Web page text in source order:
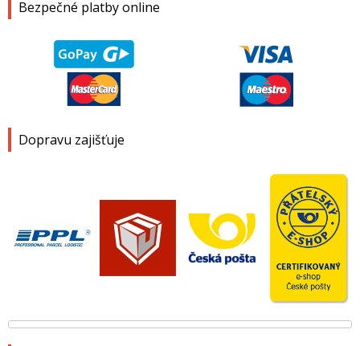
Bezpečné platby online
Dopravu zajišťuje